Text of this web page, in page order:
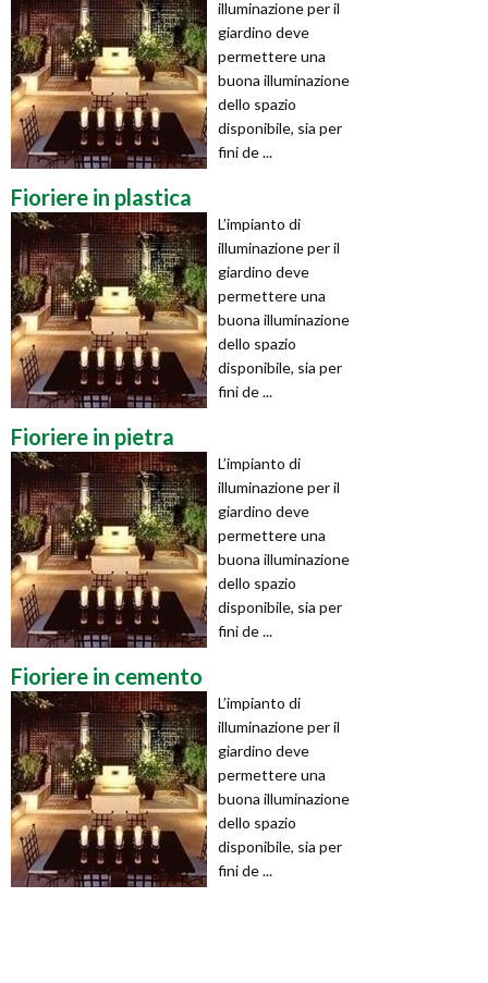
illuminazione per il
giardino deve
permettere una
buona illuminazione
dello spazio
disponibile, sia per
fini de ...
Fioriere in plastica
L’impianto di
illuminazione per il
giardino deve
permettere una
buona illuminazione
dello spazio
disponibile, sia per
fini de ...
Fioriere in pietra
L’impianto di
illuminazione per il
giardino deve
permettere una
buona illuminazione
dello spazio
disponibile, sia per
fini de ...
Fioriere in cemento
L’impianto di
illuminazione per il
giardino deve
permettere una
buona illuminazione
dello spazio
disponibile, sia per
fini de ...